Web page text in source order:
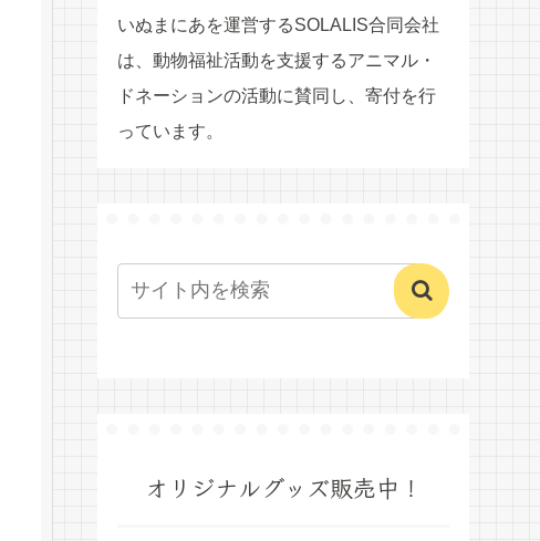
いぬまにあを運営するSOLALIS合同会社
は、動物福祉活動を支援するアニマル・
ドネーションの活動に賛同し、寄付を行
っています。
オリジナルグッズ販売中！